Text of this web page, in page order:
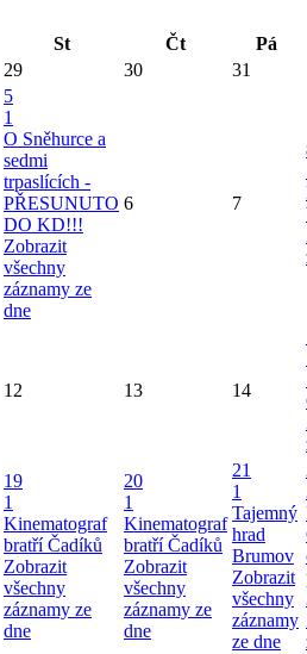
St Čt
Pá
29 30 31
5
1
O Sněhurce a
sedmi
trpaslících -
PŘESUNUTO
DO KD!!!
Zobrazit
všechny
záznamy ze
dne
6 7
12 13 14
19
1
Kinematograf
bratří Čadíků
Zobrazit
všechny
záznamy ze
dne
20
1
Kinematograf
bratří Čadíků
Zobrazit
všechny
záznamy ze
dne
21
1
Tajemný
hrad
Brumov
Zobrazit
všechny
záznamy
ze dne